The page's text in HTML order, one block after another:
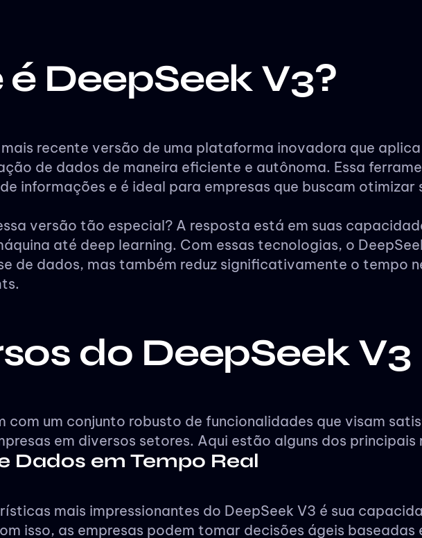
é DeepSeek V3?
mais recente versão de uma plataforma inovadora que
de dados de maneira eficiente e autônoma. Essa
informações e é ideal para empresas que buscam
versão tão especial? A resposta está em suas
até deep learning. Com essas tecnologias, o
de dados, mas também reduz significativamente o tempo
do DeepSeek V3
com um conjunto robusto de funcionalidades que visam
em diversos setores. Aqui estão alguns dos
Dados em Tempo Real
mais impressionantes do DeepSeek V3 é sua
isso, as empresas podem tomar decisões ágeis